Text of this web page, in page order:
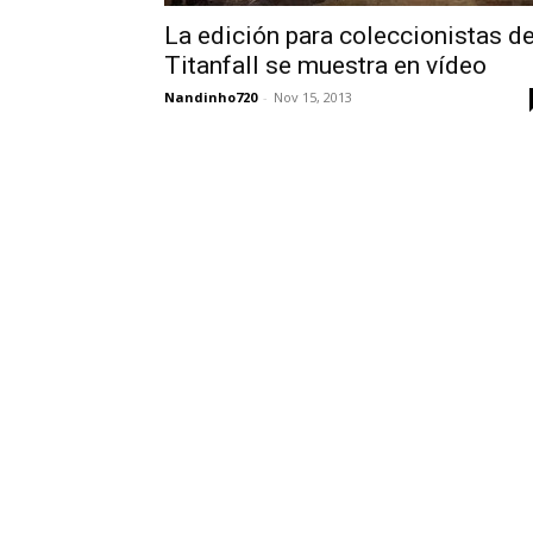
La edición para coleccionistas de
Titanfall se muestra en vídeo
Nandinho720 - Nov 15, 2013